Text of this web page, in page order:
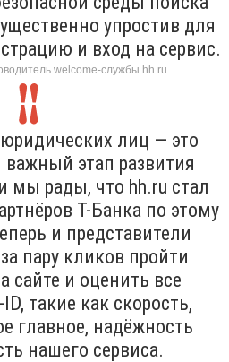
упростив для
и вход на сервис.
welcome-службы hh.ru
лиц — это
этап развития
мы рады, что hh.ru стал
Т-Банка по этому
и представители
пару кликов пройти
сайте и оценить все
такие как скорость,
главное, надёжность
нашего сервиса.